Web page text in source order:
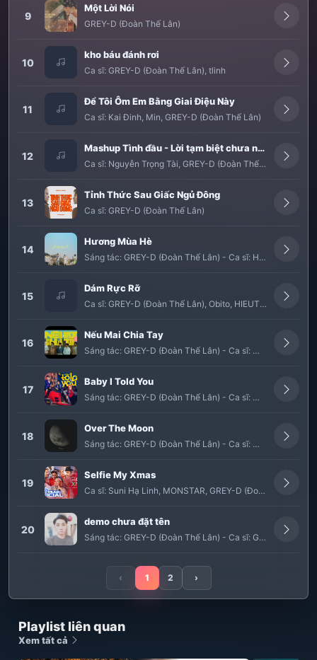
9
Một Lời Nói
GREY-D (Đoàn Thế Lân)
10
kho báu đánh rơi
Ca sĩ: GREY-D (Đoàn Thế Lân) tlinh
11
Để Tôi Ôm Em Bằng Giai Điệu Này
Ca sĩ: Kai Đinh Min GREY-D (Đoàn Thế Lân)
12
Mashup Tình đầu - Lời tạm biệt chưa nói - Trước khi anh tồn tại - Hong Kong 1
Ca sĩ: Nguyễn Trọng Tài GREY-D (Đoàn Thế Lân) TĂNG
13
Tỉnh Thức Sau Giấc Ngủ Đông
Ca sĩ: GREY-D (Đoàn Thế Lân)
14
Hương Mùa Hè
Sáng tác: GREY-D (Đoàn Thế Lân) - Ca sĩ: Hoàng Dũng
15
Dám Rực Rỡ
Ca sĩ: GREY-D (Đoàn Thế Lân) Obito HIEUTHUHAI
16
Nếu Mai Chia Tay
Sáng tác: GREY-D (Đoàn Thế Lân) - Ca sĩ: MONSTAR
17
Baby I Told You
Sáng tác: GREY-D (Đoàn Thế Lân) - Ca sĩ: MONSTAR
18
Over The Moon
Sáng tác: GREY-D (Đoàn Thế Lân) - Ca sĩ: MONSTAR
19
Selfie My Xmas
Ca sĩ: Suni Hạ Linh MONSTAR GREY-D (Đoàn Thế Lân)
20
demo chưa đặt tên
Sáng tác: GREY-D (Đoàn Thế Lân) - Ca sĩ: GreyD
‹ 1 2 ›
Playlist liên quan
Xem tất cả